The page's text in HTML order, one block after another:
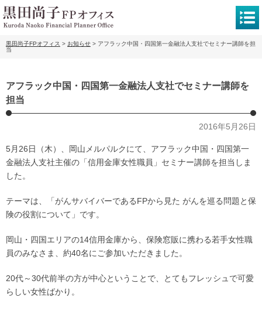
黒田尚子FPオフィス > お知らせ > アフラック中国・四国第一金融法人支社でセミナー講師を担
当
アフラック中国・四国第一金融法人支社でセミナー講師を
担当
2016年5月26日
5月26日（木）、岡山メルパルクにて、アフラック中国・四国第一
金融法人支社主催の「信用金庫女性職員」セミナー講師を担当しま
した。
テーマは、「がんサバイバーであるFPから見た がんを巡る問題と保
険の役割について」です。
岡山・四国エリアの14信用金庫から、保険窓販に携わる若手女性職
員のみなさま、約40名にご参加いただきました。
20代～30代前半の方が中心ということで、とてもフレッシュで可愛
らしい女性ばかり。